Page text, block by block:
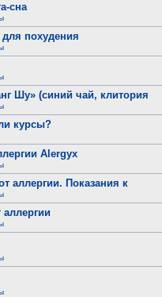
сна
похудения
Шу» (синий чай, клитория
курсы?
Alergyx
аллергии. Показания к